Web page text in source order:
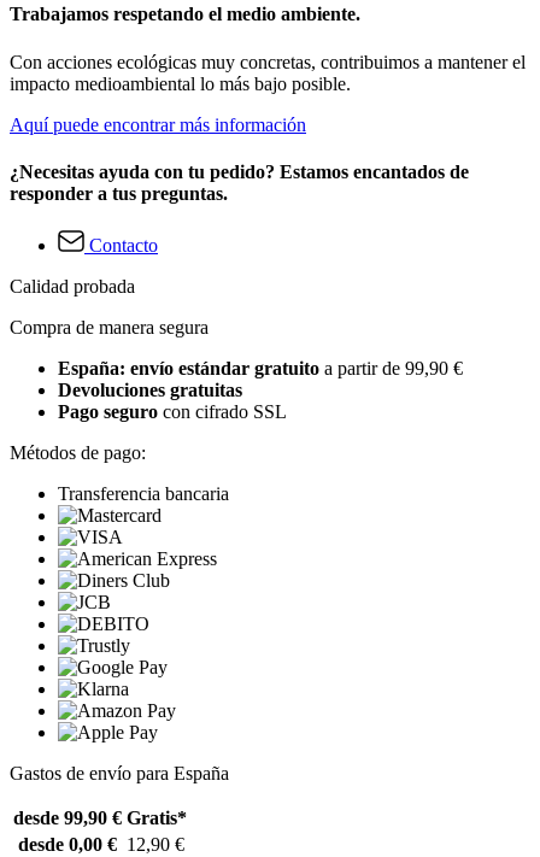
Trabajamos respetando el medio ambiente.
Con acciones ecológicas muy concretas, contribuimos a mantener el
impacto medioambiental lo más bajo posible.
Aquí puede encontrar más información
¿Necesitas ayuda con tu pedido? Estamos encantados de
responder a tus preguntas.
Contacto
Calidad probada
Compra de manera segura
España: envío estándar gratuito a partir de 99,90 €
Devoluciones gratuitas
Pago seguro con cifrado SSL
Métodos de pago:
Transferencia bancaria
Gastos de envío para España
desde 99,90 € Gratis*
desde 0,00 € 12,90 €